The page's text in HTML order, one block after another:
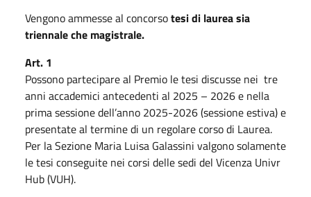
Vengono ammesse al concorsotesi di laurea sia
triennale che magistrale.
Art. 1
Possono partecipare al Premio le tesi discusse nei tre
anni accademici antecedenti al 2025 – 2026 e nella
prima sessione dell’anno 2025-2026 (sessione estiva) e
presentate al termine di un regolare corso di Laurea.
Per la Sezione Maria Luisa Galassini valgono solamente
le tesi conseguite nei corsi delle sedi del Vicenza Univr
Hub (VUH).